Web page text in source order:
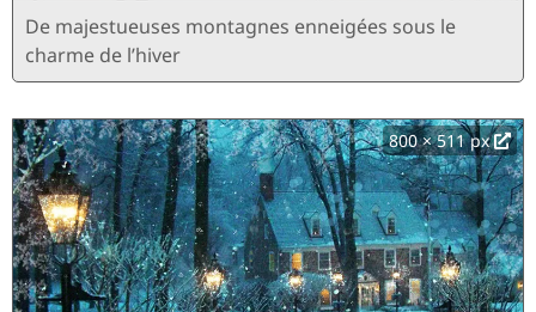
De majestueuses montagnes enneigées sous le
charme de l’hiver
800 × 511 px